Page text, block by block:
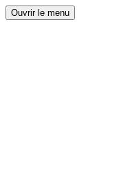
Ouvrir le menu